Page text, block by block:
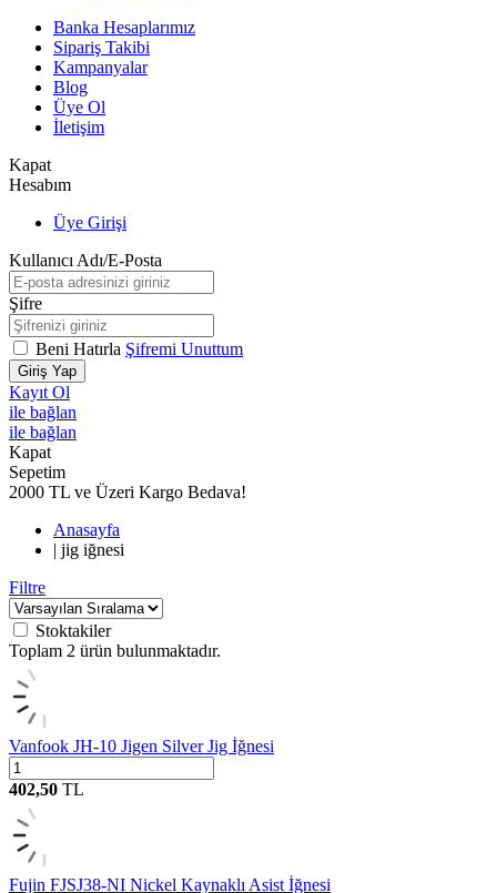
Banka Hesaplarımız
Sipariş Takibi
Kampanyalar
Blog
Üye Ol
İletişim
Kapat
Hesabım
Üye Girişi
Kullanıcı Adı/E-Posta
Şifre
Beni Hatırla Şifremi Unuttum
Giriş Yap
Kayıt Ol
ile bağlan
ile bağlan
Kapat
Sepetim
2000 TL ve Üzeri Kargo Bedava!
Anasayfa
| jig iğnesi
Filtre
Stoktakiler
Toplam 2 ürün bulunmaktadır.
Vanfook JH-10 Jigen Silver Jig İğnesi
402,50 TL
Fujin FJSJ38-NI Nickel Kaynaklı Asist İğnesi